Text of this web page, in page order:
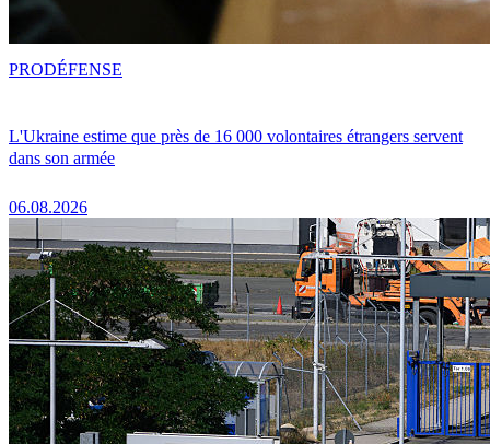
L'Ukraine estime que près de 16 000 volontaires étrangers servent
dans son armée
06.08.2026
PRODÉFENSE